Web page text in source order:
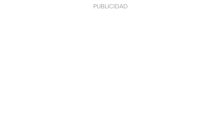
PUBLICIDAD